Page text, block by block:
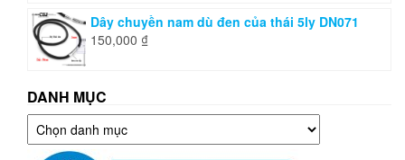
Dây chuyền nam dù đen của thái 5ly DN071
150,000 ₫
DANH MỤC
Danh
mục